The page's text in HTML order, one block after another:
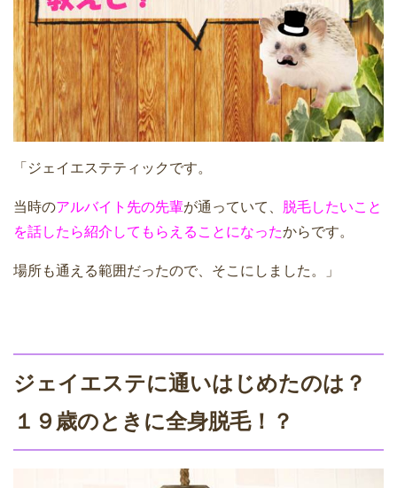
「ジェイエステティックです。
当時のアルバイト先の先輩が通っていて、 脱毛したいこと
を話したら紹介してもらえることになったからです。
場所も通える範囲だったので、そこにしました。」
ジェイエステに通いはじめたのは？
１９歳のときに全身脱毛！？